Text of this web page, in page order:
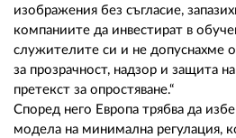
изображения без съгласие,
компаниите да инвестират в
служителите си и не допуснахме
за прозрачност, надзор и защита
претекст за опростяване.“
Според него Европа трябва да
модела на минимална регулация,